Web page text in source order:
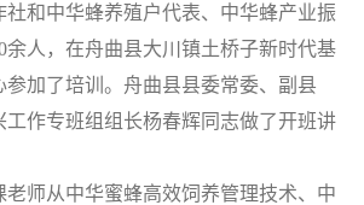
社和中华蜂养殖户代表、中华蜂产业振
余人，在舟曲县大川镇土桥子新时代基
参加了培训。舟曲县县委常委、副县
工作专班组组长杨春辉同志做了开班讲
老师从中华蜜蜂高效饲养管理技术、中